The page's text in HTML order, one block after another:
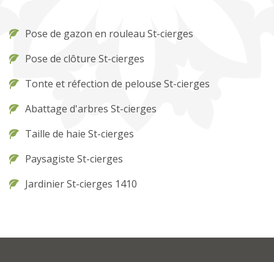
Pose de gazon en rouleau St-cierges
Pose de clôture St-cierges
Tonte et réfection de pelouse St-cierges
Abattage d'arbres St-cierges
Taille de haie St-cierges
Paysagiste St-cierges
Jardinier St-cierges 1410